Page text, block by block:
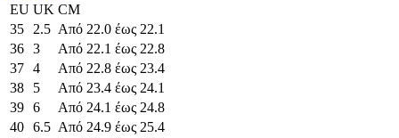
EU UK CM
35
2.5 Από 22.0 έως 22.1
36 3
Από 22.1 έως 22.8
37 4
Από 22.8 έως 23.4
38
5
Από 23.4 έως 24.1
39 6
Από 24.1 έως 24.8
40 6.5 Από 24.9 έως 25.4